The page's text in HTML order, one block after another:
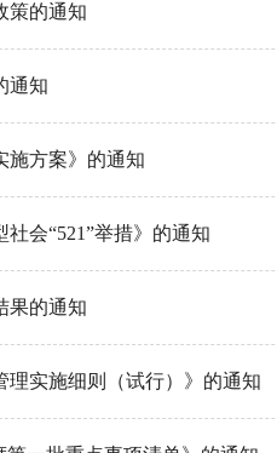
策的通知
通知
施方案》的通知
会“521”举措》的通知
果的通知
理实施细则（试行）》的通知